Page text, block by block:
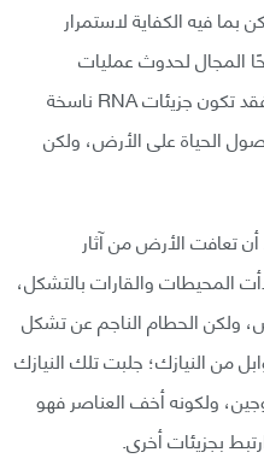
بما فيه الكفاية لاستمرار
المجال لحدوث عمليات
بيوكيميائية أعقد وأكثر كفاءة. لذلك فقد تكون جزيئات RNA ناسخة
الحياة على الأرض، ولكن
أن تعافت الأرض من آثار
المحيطات والقارات بالتشكل،
ولكن الحطام الناجم عن تشكل
من النيازك؛ جلبت تلك النيازك
ولكونه أخف العناصر فهو
بجزيئات أخرى.